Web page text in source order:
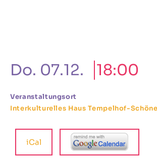
Do. 07.12. 18:00
Veranstaltungsort
Interkulturelles Haus Tempelhof-
iCal